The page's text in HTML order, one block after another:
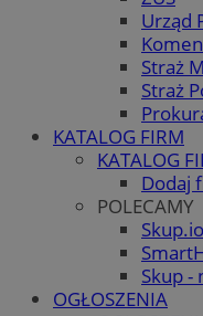
Urząd
Straż
Straż
KATALOG FIRM
KATALOG
Dodaj
POLECAMY
Skup -
OGŁOSZENIA